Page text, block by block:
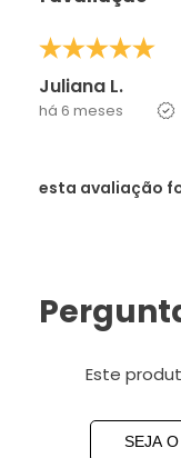
Juliana L.
há 6 meses
esta avaliação
Este
SEJA